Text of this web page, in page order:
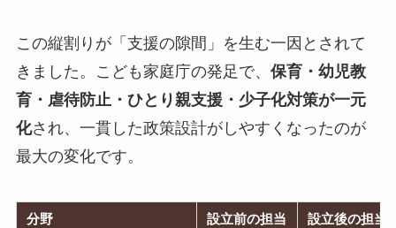
この縦割りが「支援の隙間」を生む一因とされて
きました。こども家庭庁の発足で、 保育・幼児教
育・虐待防止・ひとり親支援・少子化対策が一元
化され、一貫した政策設計がしやすくなったのが
最大の変化です。
分野 設立前の担当 設立後の担当